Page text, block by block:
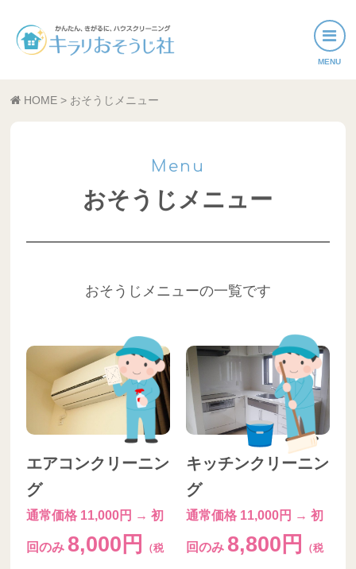
HOME > おそうじメニュー
おそうじメニュー
おそうじメニューの一覧です
エアコンクリーニン
グ
通常価格 11,000円 → 初
回のみ 8,000円 （税
キッチンクリーニン
グ
通常価格 11,000円 → 初
回のみ 8,800円 （税